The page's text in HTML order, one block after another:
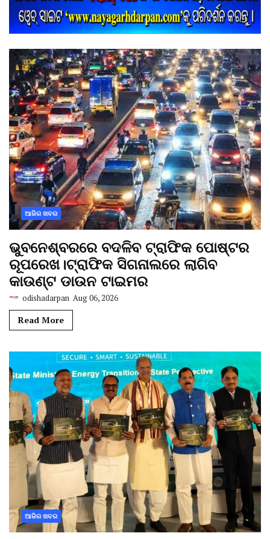
ଆଜିର ଖବର
ଭୁବନେଶ୍ବରରେ ବଦଳିବ ଟ୍ରାଫିକ ପୋଷ୍ଟର
ରୂପରେଖ।ଟ୍ରାଫିକ ସିଗନାଲରେ ଲାଗିବ
କାଉଣ୍ଟ ଡାଉନ ଟାଇମର
odishadarpan Aug 06, 2026
Read More
ଆଜିର ଖବର